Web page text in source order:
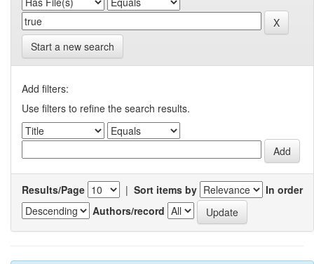
Start a new search
Add filters:
Use filters to refine the search results.
Results/Page | Sort items by
In order
Authors/record